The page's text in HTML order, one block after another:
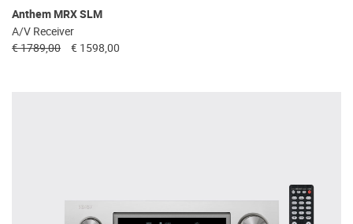
Anthem MRX SLM
A/V Receiver
€ 1789,00
€ 1598,00